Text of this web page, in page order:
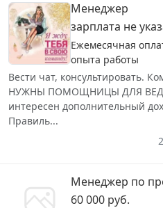
Менеджер
зарплата не
Ежемесячная
опыта работы
Вести чат, консультировать.
НУЖНЫ ПОМОЩНИЦЫ ДЛЯ
интересен дополнительный
Правиль...
Менеджер по
60 000 руб.